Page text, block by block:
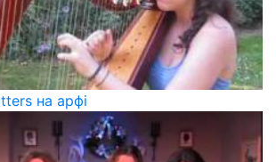
на арфі